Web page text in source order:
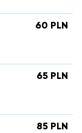
60 PLN
65 PLN
85 PLN